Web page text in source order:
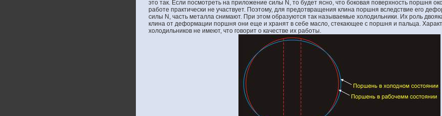
это так. Если посмотреть на приложение силы N, то будет ясно, что боковая поверхность поршня
работе практически не участвует. Поэтому, для предотвращения клина поршня вследствие его
силы N, часть металла снимают. При этом образуются так называемые холодильники. Их роль
клина от деформации поршня они еще и хранят в себе масло, стекающее с поршня и пальца.
холодильников не имеют, что говорит о качестве их работы.